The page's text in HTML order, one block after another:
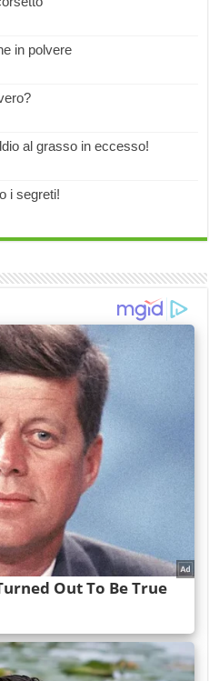
in polvere
al grasso in eccesso!
i segreti!